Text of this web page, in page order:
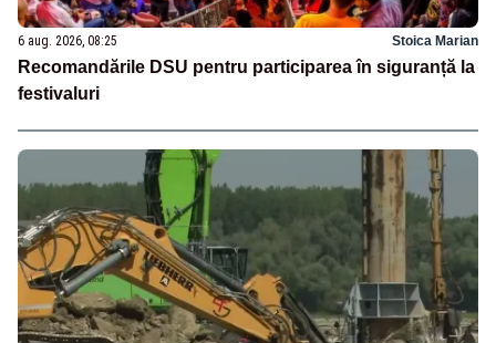
6 aug. 2026, 08:25 Stoica Marian
Recomandările DSU pentru participarea în siguranță la
festivaluri